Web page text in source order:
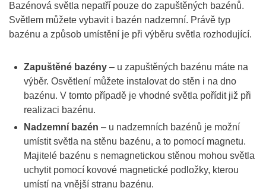
Bazénová světla nepatří pouze do zapuštěných bazénů.
Světlem můžete vybavit i bazén nadzemní. Právě typ
bazénu a způsob umístění je při výběru světla rozhodující.
Zapuštěné bazény – u zapuštěných bazénu máte na
výběr. Osvětlení můžete instalovat do stěn i na dno
bazénu. V tomto případě je vhodné světla pořídit již při
realizaci bazénu.
Nadzemní bazén – u nadzemních bazénů je možní
umístit světla na stěnu bazénu, a to pomocí magnetu.
Majitelé bazénu s nemagnetickou stěnou mohou světla
uchytit pomocí kovové magnetické podložky, kterou
umístí na vnější stranu bazénu.